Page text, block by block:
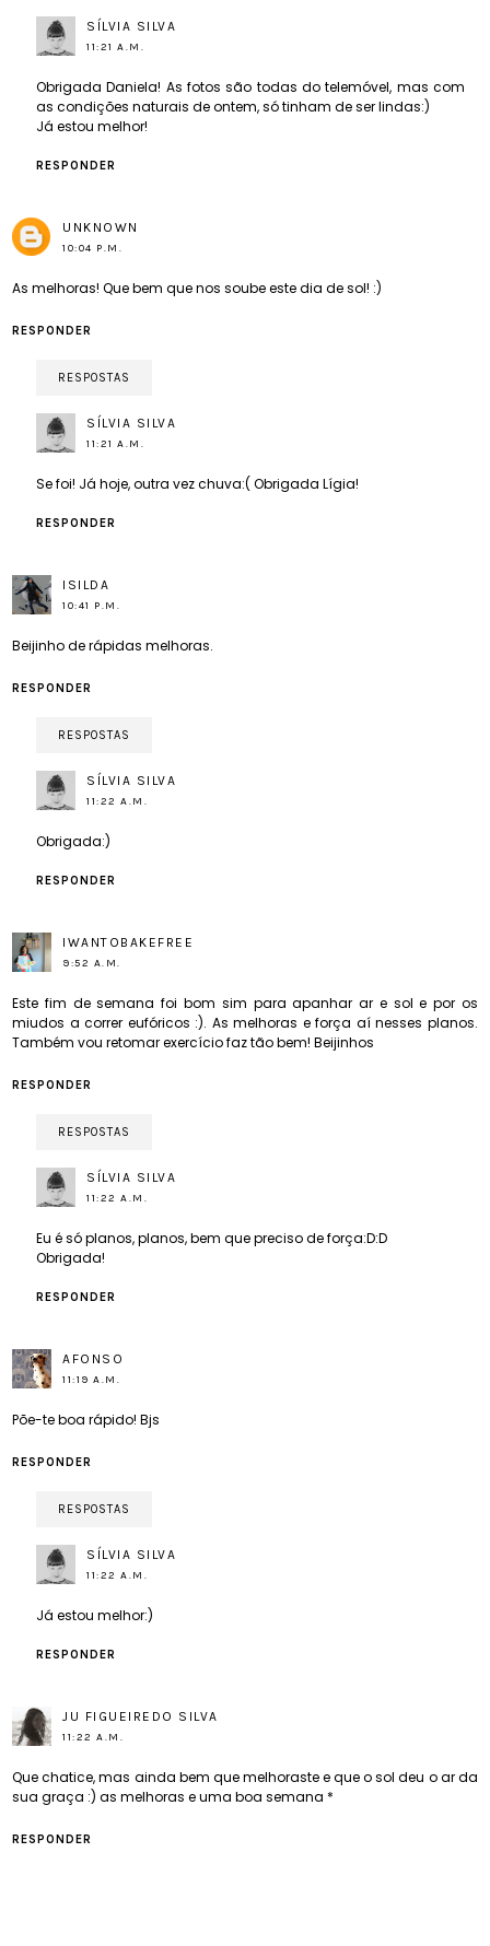
SÍLVIA SILVA
11:21 A.M.
Obrigada Daniela! As fotos são todas do telemóvel, mas com
as condições naturais de ontem, só tinham de ser lindas:)
Já estou melhor!
RESPONDER
UNKNOWN
10:04 P.M.
As melhoras! Que bem que nos soube este dia de sol! :)
RESPONDER
RESPOSTAS
SÍLVIA SILVA
11:21 A.M.
Se foi! Já hoje, outra vez chuva:( Obrigada Lígia!
RESPONDER
ISILDA
10:41 P.M.
Beijinho de rápidas melhoras.
RESPONDER
RESPOSTAS
SÍLVIA SILVA
11:22 A.M.
Obrigada:)
RESPONDER
IWANTOBAKEFREE
9:52 A.M.
Este fim de semana foi bom sim para apanhar ar e sol e por os
miudos a correr eufóricos :). As melhoras e força aí nesses planos.
Também vou retomar exercício faz tão bem! Beijinhos
RESPONDER
RESPOSTAS
SÍLVIA SILVA
11:22 A.M.
Eu é só planos, planos, bem que preciso de força:D:D
Obrigada!
RESPONDER
AFONSO
11:19 A.M.
Põe-te boa rápido! Bjs
RESPONDER
RESPOSTAS
SÍLVIA SILVA
11:22 A.M.
Já estou melhor:)
RESPONDER
JU FIGUEIREDO SILVA
11:22 A.M.
Que chatice, mas ainda bem que melhoraste e que o sol deu o ar da
sua graça :) as melhoras e uma boa semana *
RESPONDER